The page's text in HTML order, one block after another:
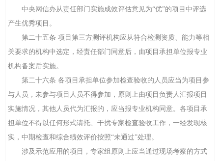
中央网信办从责任部门实施成效评估意见为“优”的项目中评选
产生优秀项目。
第二十五条 项目第三方测评机构应从符合检测资质、能力等相
关要求的机构中选定，经责任部门同意后，由项目承担单位报专业
机构备案后实施。
第二十六条 各项目承担单位参加检查验收的人员应当为项目参
与人员，未参与项目人员不得参加，原则上由项目负责人汇报项目
实施情况，其他人员代为汇报的，应当报专业机构同意。各项目承
担单位不得以任何形式请托、干扰专家检查验收工作，一经发现核
实，中期检查和综合绩效评价按照“未通过”处理。
涉及示范应用的项目，专家组原则上应当通过现场考察的方式